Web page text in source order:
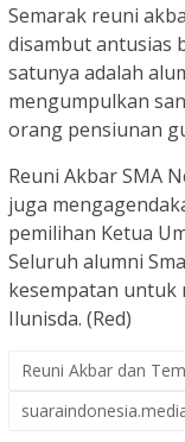
Semarak reuni
disambut antusias
satunya adalah
mengumpulkan
orang pensiunan
Reuni Akbar SMA
juga
pemilihan Ketua
Seluruh alumni
kesempatan untuk
Ilunisda. (Red)
Reuni Akbar dan